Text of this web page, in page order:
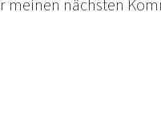
meinen nächsten